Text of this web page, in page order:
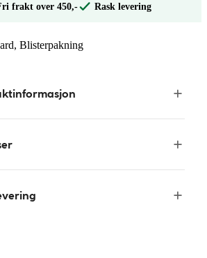
frakt over 450,- Rask levering
Blisterpakning